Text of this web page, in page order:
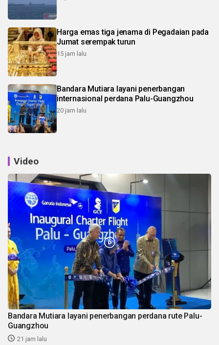
Harga emas tiga jenama di Pegadaian pada
Jumat serempak turun
15 jam lalu
Bandara Mutiara layani penerbangan
internasional perdana Palu-Guangzhou
20 jam lalu
Video
Bandara Mutiara layani penerbangan perdana rute Palu-
Guangzhou
21 jam lalu